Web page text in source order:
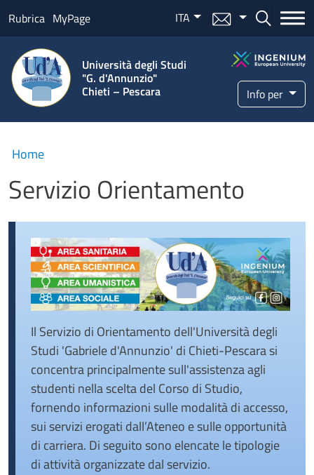
Salta al contenuto principale
Rubrica MyPage ITA Menu mail Bottone
Università degli Studi
"G. d'Annunzio"
Chieti – Pescara Info per
Home
Servizio Orientamento
Il Servizio di Orientamento dell'Università degli
Studi 'Gabriele d'Annunzio' di Chieti-Pescara si
concentra principalmente sull'assistenza agli
studenti nella scelta del Corso di Studio,
fornendo informazioni sulle modalità di accesso,
sui servizi erogati dall’Ateneo e sulle opportunità
di carriera. Di seguito sono elencate le tipologie
di attività organizzate dal servizio.